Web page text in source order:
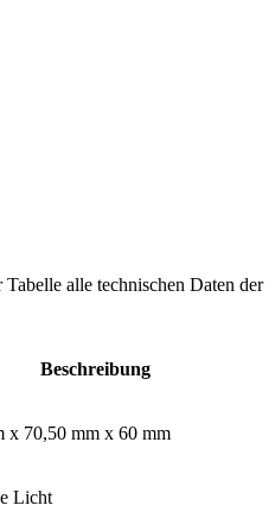
alle technischen Daten der
Beschreibung
x 70,50 mm x 60 mm
Licht